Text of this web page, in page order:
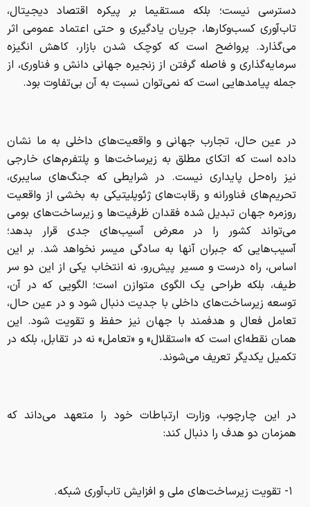
دسترسی نیست؛ بلکه مستقیما بر پیکره اقتصاد دیجیتال،
تاب‌آوری کسب‌وکارها، جریان یادگیری و حتی اعتماد عمومی اثر
می‌گذارد. پرواضح است که کوچک شدن بازار، کاهش انگیزه
سرمایه‌گذاری و فاصله گرفتن از زنجیره جهانی دانش و فناوری، از
جمله پیامدهایی است که نمی‌توان نسبت به آن بی‌تفاوت بود.
در عین حال، تجارب جهانی و واقعیت‌های داخلی به ما نشان
داده است که اتکای مطلق به زیرساخت‌ها و پلتفرم‌های خارجی
نیز راه‌حل پایداری نیست. در شرایطی که جنگ‌های سایبری،
تحریم‌های فناورانه و رقابت‌های ژئوپلیتیکی به بخشی از واقعیت
روزمره جهان تبدیل شده فقدان ظرفیت‌ها و زیرساخت‌های بومی
می‌تواند کشور را در معرض آسیب‌های جدی قرار بدهد؛
آسیب‌هایی که جبران آنها به سادگی میسر نخواهد شد. بر این
اساس، راه درست و مسیر پیش‌رو، نه انتخاب یکی از این دو سر
طیف، بلکه طراحی یک الگوی متوازن است؛ الگویی که در آن،
توسعه زیرساخت‌های داخلی با جدیت دنبال شود و در عین حال،
تعامل فعال و هدفمند با جهان نیز حفظ و تقویت شود. این
همان نقطه‌ای است که «استقلال» و «تعامل» نه در تقابل، بلکه در
تکمیل یکدیگر تعریف می‌شوند.
در این چارچوب، وزارت ارتباطات خود را متعهد می‌داند که
همزمان دو هدف را دنبال کند: